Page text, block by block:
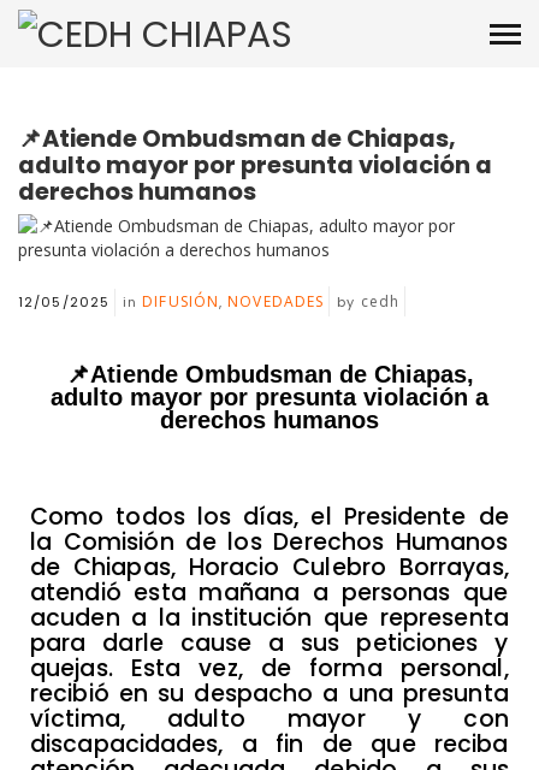
📌Atiende Ombudsman de Chiapas,
adulto mayor por presunta violación a
derechos humanos
12/05/2025 inDIFUSIÓN,NOVEDADES by cedh
📌Atiende Ombudsman de Chiapas,
adulto mayor por presunta violación a
derechos humanos
Como todos los días, el Presidente de
la Comisión de los Derechos Humanos
de Chiapas, Horacio Culebro Borrayas,
atendió esta mañana a personas que
acuden a la institución que representa
para darle cause a sus peticiones y
quejas. Esta vez, de forma personal,
recibió en su despacho a una presunta
víctima, adulto mayor y con
discapacidades, a fin de que reciba